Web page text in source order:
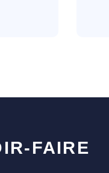
FAIRE